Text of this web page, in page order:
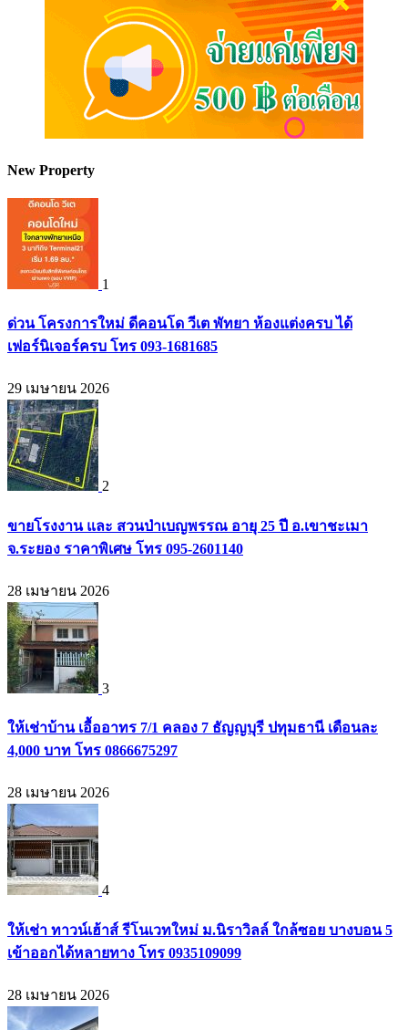
New Property
1
ด่วน โครงการใหม่ ดีคอนโด วีเต พัทยา ห้องแต่งครบ ได้
เฟอร์นิเจอร์ครบ โทร 093-1681685
29 เมษายน 2026
2
ขายโรงงาน และ สวนป่าเบญพรรณ อายุ 25 ปี อ.เขาชะเมา
จ.ระยอง ราคาพิเศษ โทร 095-2601140
28 เมษายน 2026
3
ให้เช่าบ้าน เอื้ออาทร 7/1 คลอง 7 ธัญญบุรี ปทุมธานี เดือนละ
4,000 บาท โทร 0866675297
28 เมษายน 2026
4
ให้เช่า ทาวน์เฮ้าส์ รีโนเวทใหม่ ม.นิราวิลล์ ใกล้ซอย บางบอน 5
เข้าออกได้หลายทาง โทร 0935109099
28 เมษายน 2026